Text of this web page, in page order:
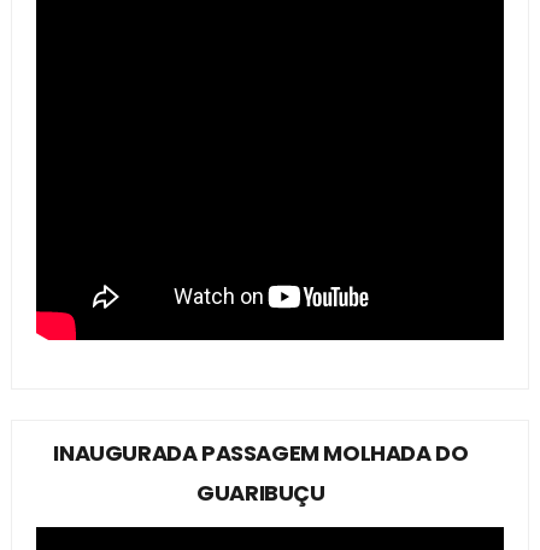
INAUGURADA PASSAGEM MOLHADA DO
GUARIBUÇU